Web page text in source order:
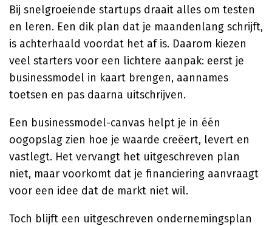
Bij snelgroeiende startups draait alles om testen
en leren. Een dik plan dat je maandenlang schrijft,
is achterhaald voordat het af is. Daarom kiezen
veel starters voor een lichtere aanpak: eerst je
businessmodel in kaart brengen, aannames
toetsen en pas daarna uitschrijven.
Een businessmodel-canvas helpt je in één
oogopslag zien hoe je waarde creëert, levert en
vastlegt. Het vervangt het uitgeschreven plan
niet, maar voorkomt dat je financiering aanvraagt
voor een idee dat de markt niet wil.
Toch blijft een uitgeschreven ondernemingsplan